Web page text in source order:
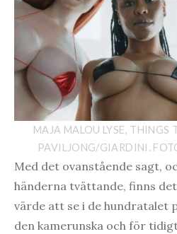
MAJA MALOU LYSE, THINGS
PAVILJONG/GIARDINI.
Med det ovanstående sagt,
händerna tvättande, finns
värde att se i de hundratalet
den kamerunska och för